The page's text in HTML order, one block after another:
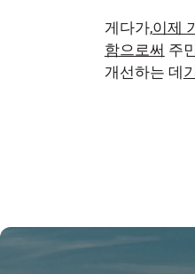
게다가,이제
함으로써 주
개선하는 데